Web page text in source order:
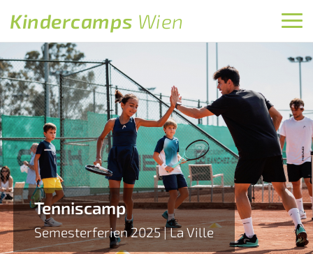
Kindercamps Wien
Tenniscamp
Semesterferien 2025 | La Ville